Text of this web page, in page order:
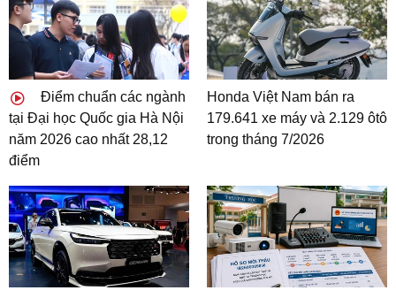
Điểm chuẩn các ngành
tại Đại học Quốc gia Hà Nội
năm 2026 cao nhất 28,12
điểm
Honda Việt Nam bán ra
179.641 xe máy và 2.129 ôtô
trong tháng 7/2026